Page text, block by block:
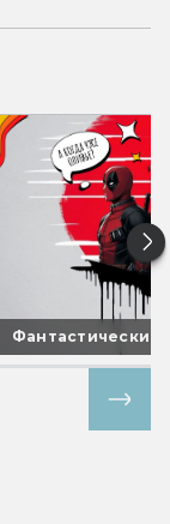
Фантастические